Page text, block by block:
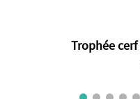
Trophée